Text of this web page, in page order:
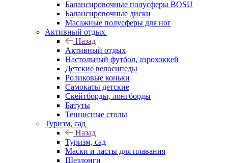
Балансировочные полусферы BOSU
Балансировочные диски
Масажные полусферы для ног
Активный отдых
Назад
Активный отдых
Настольный футбол, аэрохоккей
Детские велосипеды
Роликовые коньки
Самокаты детские
Скейтборды, лонгборды
Батуты
Теннисные столы
Туризм, сад
Назад
Туризм, сад
Маски и ласты для плавания
Шезлонги